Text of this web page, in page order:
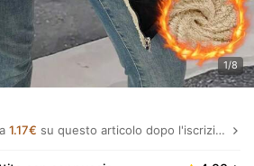
1/8
1.17€ su questo articolo dopo l'iscrizione.